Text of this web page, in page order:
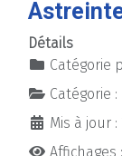
Détails
Catégorie
Catégorie :
Mis à jour
Affichages